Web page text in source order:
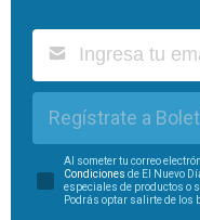
Regístrate a
Al someter tu correo
Condiciones de El Nuevo
especiales de productos o
Podrás optar salirte de los